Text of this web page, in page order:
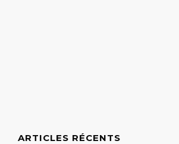
ARTICLES RÉCENTS